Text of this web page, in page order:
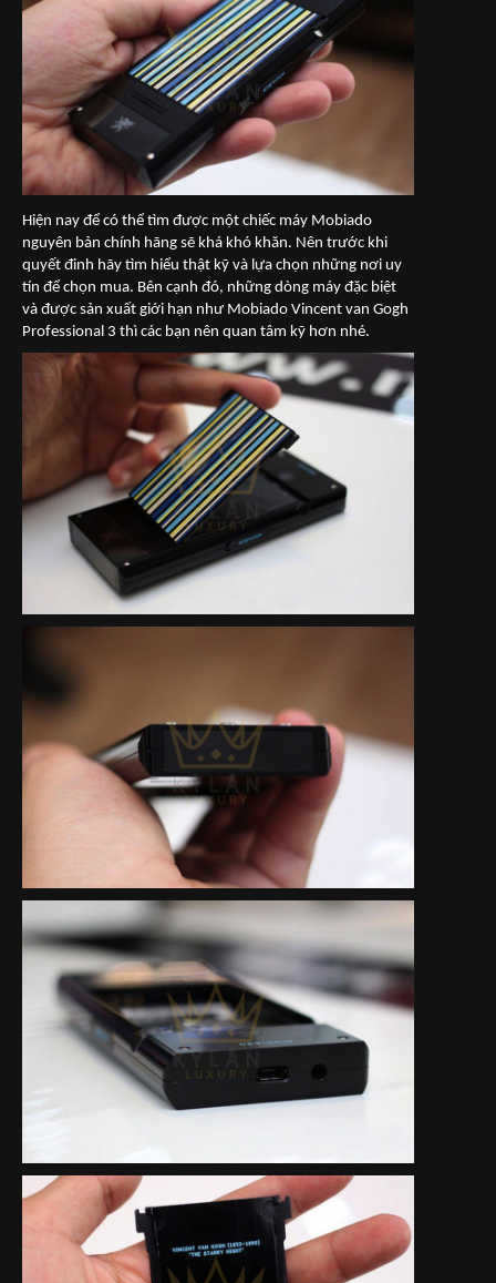
Hiện nay để có thể tìm được một chiếc máy Mobiado
nguyên bản chính hãng sẽ khá khó khăn. Nên trước khi
quyết đinh hãy tìm hiểu thật kỹ và lựa chọn những nơi uy
tín để chọn mua. Bên cạnh đó, những dòng máy đặc biệt
và được sản xuất giới hạn như Mobiado Vincent van Gogh
Professional 3 thì các bạn nên quan tâm kỹ hơn nhé.